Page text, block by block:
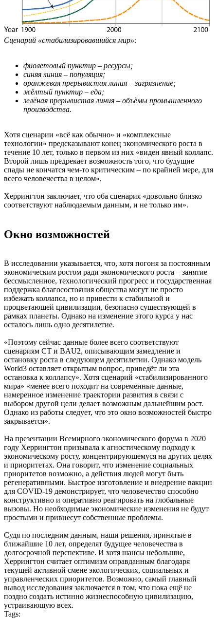
Сценарий «стабилизировавшийся мир»:
фиолетовый пунктир – ресурсы;
синяя линия – популяция;
оранжевая прерывистая линия – загрязнение;
жёлтый пунктир – еда;
зелёная прерывистая линия – объёмы промышленного
производства.
Хотя сценарии «всё как обычно» и «комплексные
технологии» предсказывают конец экономического роста в
течение 10 лет, только в первом из них «виден явный коллапс.
Второй лишь предрекает возможность того, что будущие
спады не кончатся чем-то критическим – по крайней мере, для
всего человечества в целом».
Херрингтон заключает, что оба сценария «довольно близко
соответствуют наблюдаемым данным, и не только им».
Окно возможностей
В исследовании указывается, что, хотя погоня за постоянным
экономическим ростом ради экономического роста – занятие
бессмысленное, технологический прогресс и государственная
поддержка благосостояния общества могут не просто
избежать коллапса, но и привести к стабильной и
процветающей цивилизации, безопасно существующей в
рамках планеты. Однако на изменение этого курса у нас
осталось лишь одно десятилетие.
«Поэтому сейчас данные более всего соответствуют
сценариям CT и BAU2, описывающим замедление и
остановку роста в следующем десятилетии. Однако модель
World3 оставляет открытым вопрос, приведёт ли эта
остановка к коллапсу». Хотя сценарий «стабилизированного
мира» «менее всего походит на современные данные,
намеренное изменение траектории развития в связи с
выбором другой цели делает возможным дальнейшим рост.
Однако из работы следует, что это окно возможностей быстро
закрывается».
На презентации Всемирного экономического форума в 2020
году Херрингтон призывала к агностическому подходу к
экономическому росту, концентрирующемуся на других целях
и приоритетах. Она говорит, что изменение социальных
приоритетов возможно, а действия людей могут быть
регенеративными. Быстрое изготовление и внедрение вакцин
для COVID-19 демонстрирует, что человечество способно
конструктивно и оперативно реагировать на глобальные
вызовы. Но необходимые экономические изменения не будут
простыми и привнесут собственные проблемы.
Судя по последним данным, наши решения, принятые в
ближайшие 10 лет, определят будущее человечества в
долгосрочной перспективе. И хотя шансы небольшие,
Херрингтон считает оптимизм оправданным благодаря
текущей активной смене экологических, социальных и
управленческих приоритетов. Возможно, самый главный
вывод исследования заключается в том, что пока ещё не
поздно создать истинно жизнеспособную цивилизацию,
устраивающую всех.
Tags: